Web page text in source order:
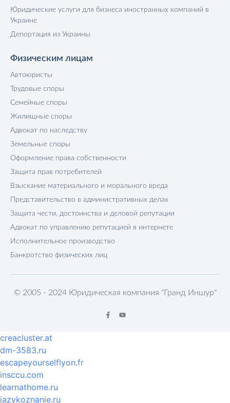
Юридические услуги для бизнеса иностранных компаний в
Украине
Депортация из Украины
Физическим лицам
Автоюристы
Трудовые споры
Семейные споры
Жилищные споры
Адвокат по наследству
Земельные споры
Оформление права собственности
Защита прав потребителей
Взыскание материального и морального вреда
Представительство в административных делах
Защита чести, достоинства и деловой репутации
Адвокат по управлению репутацией в интернете
Исполнительное производство
Банкротство физических лиц
© 2005 - 2024 Юридическая компания "Гранд Иншур"
creacluster.at
dm-3583.ru
escapeyourselflyon.fr
insccu.com
learnathome.ru
jazykoznanie.ru